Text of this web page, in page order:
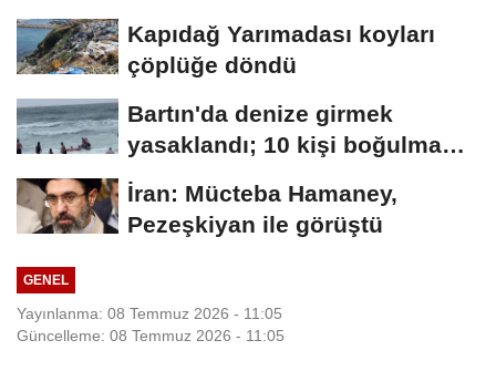
Kapıdağ Yarımadası koyları
çöplüğe döndü
Bartın'da denize girmek
yasaklandı; 10 kişi boğulma
tehlikesi...
İran: Mücteba Hamaney,
Pezeşkiyan ile görüştü
GENEL
Yayınlanma: 08 Temmuz 2026 - 11:05
Güncelleme: 08 Temmuz 2026 - 11:05